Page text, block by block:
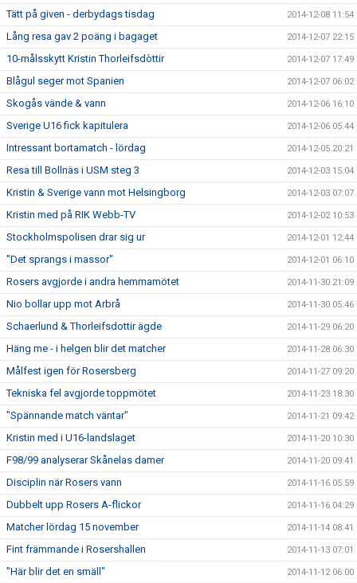
Tätt på given - derbydags tisdag 2014-12-08 11:54
Lång resa gav 2 poäng i bagaget 2014-12-07 22:15
10-målsskytt Kristin Thorleifsdòttir 2014-12-07 17:49
Blågul seger mot Spanien 2014-12-07 06:02
Skogås vände & vann 2014-12-06 16:10
Sverige U16 fick kapitulera 2014-12-06 05:44
Intressant bortamatch - lördag 2014-12-05 20:21
Resa till Bollnäs i USM steg 3 2014-12-03 15:04
Kristin & Sverige vann mot Helsingborg 2014-12-03 07:07
Kristin med på RIK Webb-TV 2014-12-02 10:53
Stockholmspolisen drar sig ur 2014-12-01 12:44
"Det sprangs i massor" 2014-12-01 06:10
Rosers avgjorde i andra hemmamötet 2014-11-30 21:09
Nio bollar upp mot Arbrå 2014-11-30 05:46
Schaerlund & Thorleifsdottir ägde 2014-11-29 06:20
Häng me - i helgen blir det matcher 2014-11-28 06:30
Målfest igen för Rosersberg 2014-11-27 09:20
Tekniska fel avgjorde toppmötet 2014-11-23 18:30
"Spännande match väntar" 2014-11-21 09:42
Kristin med i U16-landslaget 2014-11-20 10:30
F98/99 analyserar Skånelas damer 2014-11-20 09:41
Disciplin när Rosers vann 2014-11-16 05:59
Dubbelt upp Rosers A-flickor 2014-11-16 04:29
Matcher lördag 15 november 2014-11-14 08:41
Fint främmande i Rosershallen 2014-11-13 07:01
"Här blir det en smäll" 2014-11-12 06:00